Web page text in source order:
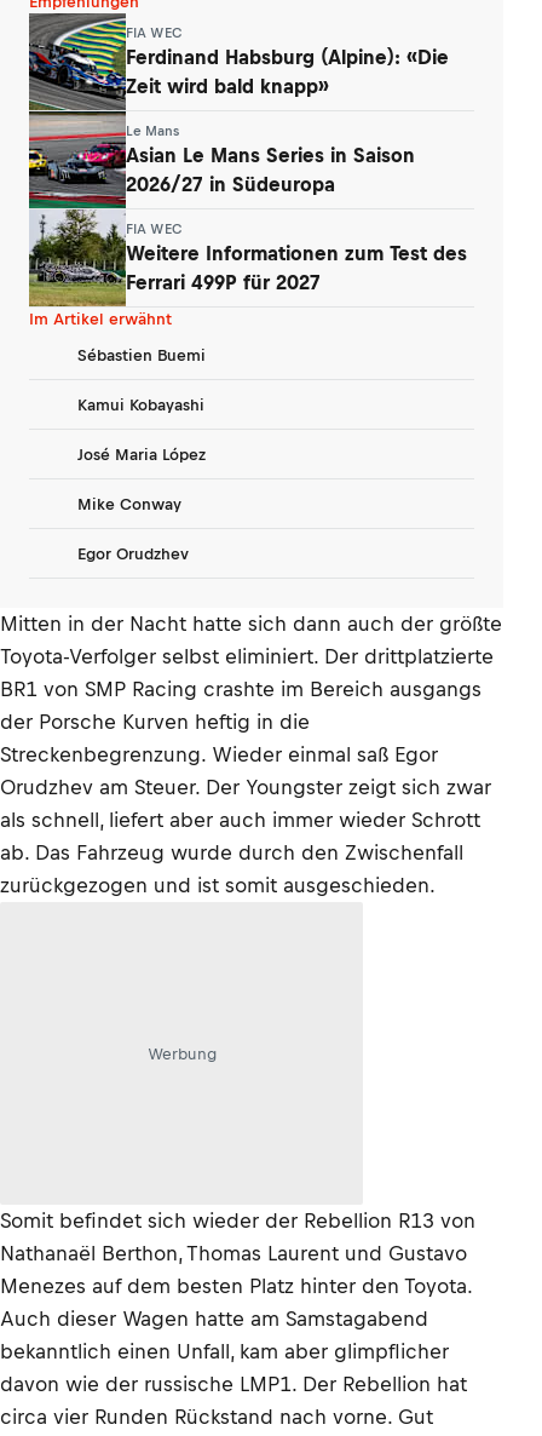
FIA WEC
Ferdinand Habsburg (Alpine): «Die
Zeit wird bald knapp»
Le Mans
Asian Le Mans Series in Saison
2026/27 in Südeuropa
FIA WEC
Weitere Informationen zum Test des
Ferrari 499P für 2027
Im Artikel erwähnt
Sébastien Buemi
Kamui Kobayashi
José Maria López
Mike Conway
Egor Orudzhev
Mitten in der Nacht hatte sich dann auch der größte
Toyota-Verfolger selbst eliminiert. Der drittplatzierte
BR1 von SMP Racing crashte im Bereich ausgangs
der Porsche Kurven heftig in die
Streckenbegrenzung. Wieder einmal saß Egor
Orudzhev am Steuer. Der Youngster zeigt sich zwar
als schnell, liefert aber auch immer wieder Schrott
ab. Das Fahrzeug wurde durch den Zwischenfall
zurückgezogen und ist somit ausgeschieden.
Werbung
Somit befindet sich wieder der Rebellion R13 von
Nathanaël Berthon, Thomas Laurent und Gustavo
Menezes auf dem besten Platz hinter den Toyota.
Auch dieser Wagen hatte am Samstagabend
bekanntlich einen Unfall, kam aber glimpflicher
davon wie der russische LMP1. Der Rebellion hat
circa vier Runden Rückstand nach vorne. Gut